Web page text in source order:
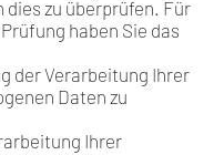
dies zu überprüfen. Für
haben Sie das
der Verarbeitung Ihrer
Daten zu
Ihrer